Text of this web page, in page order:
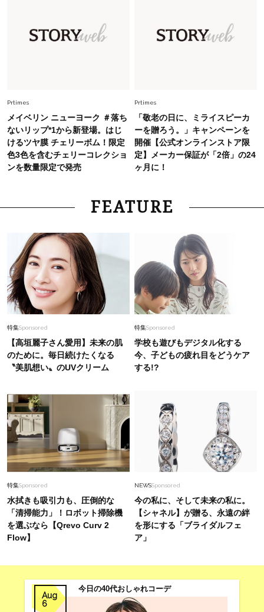
旬着こなし3選。地味見え回避のコツは「バッグ
選び」！
Prtimes
メイベリン ニューヨーク ＃落ち
ないリップ*1から新登場。はじ
けるツヤ膜 チェリーボム！限定
色3色を含むチェリーコレクショ
ンを数量限定で発売
Prtimes
「敬老の日に、ミライスピーカ
ーを贈ろう。」キャンペーンを
開催【公式オンラインストア限
定】メーカー保証が「2倍」の24
ヶ月に！
FEATURE
特集Sponsored
【高垣麗子さん愛用】未来の肌
のために。毎日続けたくなる
〝美肌想い〟のUVクリーム
特集Sponsored
学校も遊びもデジタル化する
今、子どもの疲れ目をどうケア
する!?
特集Sponsored
水拭きも吸引力も、圧倒的な
「清掃能力」！ロボット掃除機
を選ぶなら【Qrevo Curv 2
Flow】
NEWSSponsored
今の私に、そして未来の私に。
【シャネル】が贈る、永遠の絆
を形にする「ブライダルフェ
ア」
Aug
6
今日の40代おしゃれコーデ